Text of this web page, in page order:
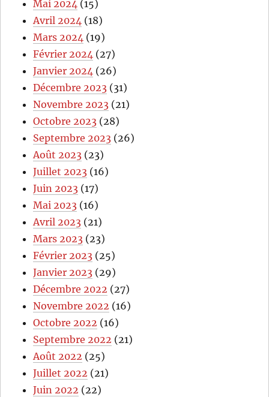
Mai 2024 (15)
Avril 2024 (18)
Mars 2024 (19)
Février 2024 (27)
Janvier 2024 (26)
Décembre 2023 (31)
Novembre 2023 (21)
Octobre 2023 (28)
Septembre 2023 (26)
Août 2023 (23)
Juillet 2023 (16)
Juin 2023 (17)
Mai 2023 (16)
Avril 2023 (21)
Mars 2023 (23)
Février 2023 (25)
Janvier 2023 (29)
Décembre 2022 (27)
Novembre 2022 (16)
Octobre 2022 (16)
Septembre 2022 (21)
Août 2022 (25)
Juillet 2022 (21)
Juin 2022 (22)